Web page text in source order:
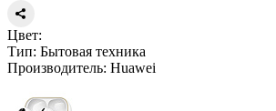
Цвет:
Тип: Бытовая техника
Производитель: Huawei